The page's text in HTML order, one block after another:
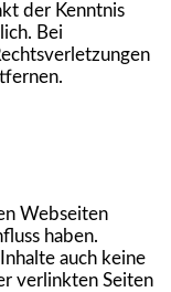
der Kenntnis
Bei
Webseiten
haben.
auch keine
verlinkten Seiten